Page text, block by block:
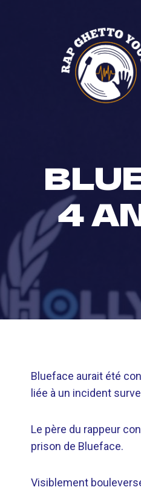
4
Blueface aurait été
liée à un incident
Le père du rappeur
prison de Blueface.
Visiblement